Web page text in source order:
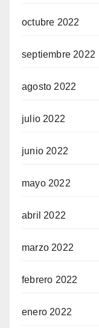
octubre 2022
septiembre 2022
agosto 2022
julio 2022
junio 2022
mayo 2022
abril 2022
marzo 2022
febrero 2022
enero 2022